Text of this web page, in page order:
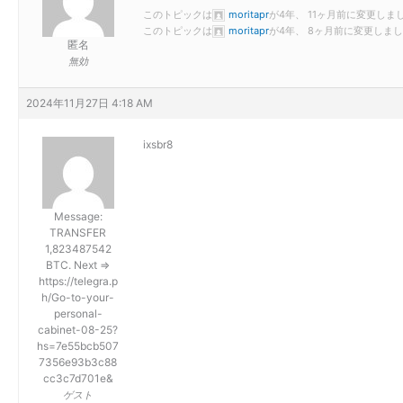
匿名
無効
このトピックは moritaprが4年、 11ヶ月前に変更しまし
このトピックは
moritaprが4年、 8ヶ月前に変更しまし
2024年11月27日 4:18 AM
Message:
TRANSFER
1,823487542
BTC. Next =>
https://telegra.p
h/Go-to-your-
personal-
cabinet-08-25?
hs=7e55bcb507
7356e93b3c88
cc3c7d701e&
ゲスト
ixsbr8